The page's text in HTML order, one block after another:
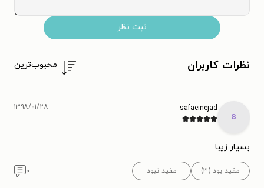
ثبت نظر
نظرات کاربران محبوب‌ترین
s
safaeinejad ۱۳۹۸/۰۱/۲۸
بسیار زیبا
مفید بود (۳) مفید نبود ۰